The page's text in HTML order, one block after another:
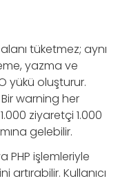
tüketmez; aynı
yazma ve
yükü oluşturur.
warning her
ziyaretçi 1.000
gelebilir.
PHP işlemleriyle
Kullanıcı